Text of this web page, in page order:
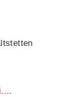
https://fabequiz.kinderkrippe-bambi.ch/ausbildung/